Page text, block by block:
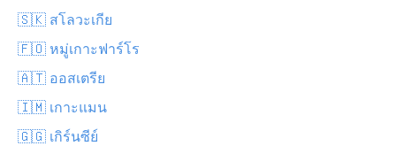
🇸🇰 สโลวะเกีย
🇫🇴 หมู่เกาะฟาร์โร
🇦🇹 ออสเตรีย
🇮🇲 เกาะแมน
🇬🇬 เกิร์นซีย์